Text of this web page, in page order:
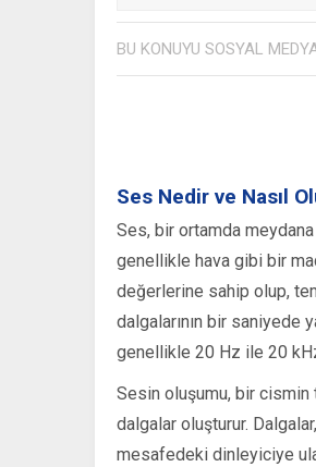
BU KONUYU SOSYAL
Ses Nedir ve Nasıl
Ses, bir ortamda
genellikle hava gibi bir
değerlerine sahip olup,
dalgalarının bir saniyede
genellikle 20 Hz ile 20
Sesin oluşumu, bir cismin
dalgalar oluşturur.
mesafedeki dinleyiciye